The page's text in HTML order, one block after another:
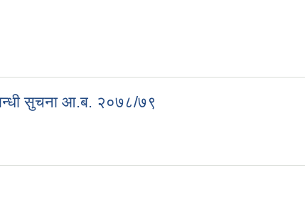
सुचना आ.ब. २०७८/७९